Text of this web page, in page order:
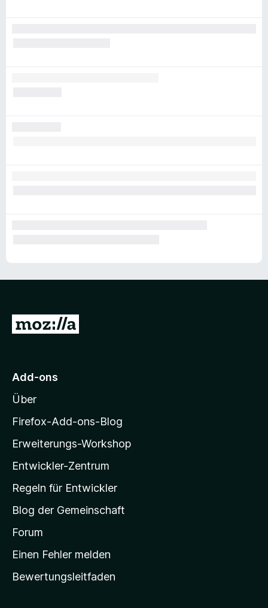
Z
M
z
i
l
a
-
t
a
r
s
Add-ons
Über
Firefox-Add-ons-Blog
Erweiterungs-Workshop
Entwickler-Zentrum
Regeln für Entwickler
Blog der Gemeinschaft
Forum
Einen Fehler melden
Bewertungsleitfaden